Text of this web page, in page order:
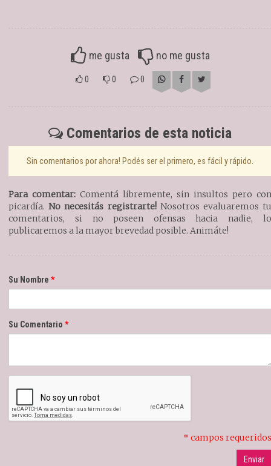
me gusta no me gusta
0 0 0
Comentarios de esta noticia
Sin comentarios por ahora! Podés ser el primero, es fácil y rápido.
Para comentar: Comentá libremente, sin insultos pero con
picardía.No necesitás registrarte!Nosotros evaluaremos tu
comentarios, si no poseen ofensas hacia nadie, lo
publicaremos a la mayor brevedad posible. Animáte!
Su Nombre
Su Comentario
* campos requeridos